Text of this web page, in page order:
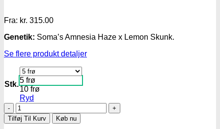
Fra: kr. 315.00
Genetik: Soma’s Amnesia Haze x Lemon Skunk.
Se flere produkt detaljer
Stk.5 frø
10 frø
Ryd
Amnesia
Lemon
Fem.
Tilføj Til Kurv Køb nu